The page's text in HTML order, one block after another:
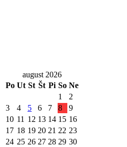
august 2026
Po Ut St Št Pi So Ne
1
2
3
4 5 6 7 8
9
10 11 12 13 14 15 16
17 18 19 20 21 22 23
24 25 26 27 28 29 30